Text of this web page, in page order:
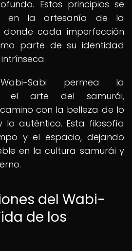
Estos principios se
en la artesanía de la
cada imperfección
parte de su identidad
Sabi permea la
el arte del samurái,
con la belleza de lo
lo auténtico. Esta filosofía
y el espacio, dejando
en la cultura samurái y
del Wabi-
de los